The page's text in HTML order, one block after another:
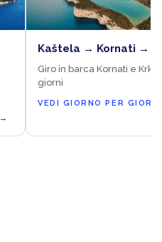
→
Kaštela → Kornati →
Giro in barca Kornati e Krka
giorni
VEDI GIORNO PER